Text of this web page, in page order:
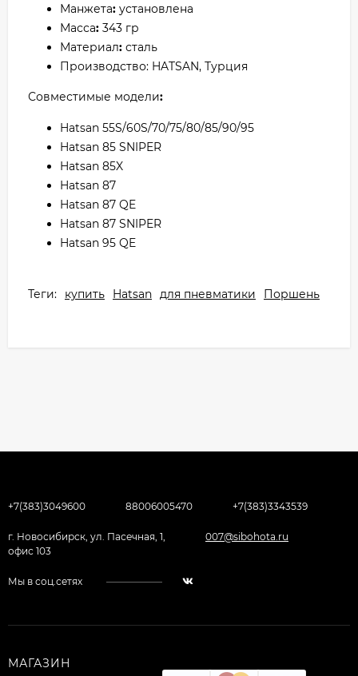
Манжета: установлена
Масса: 343 гр
Материал: сталь
Производство: HATSAN, Турция
Совместимые модели:
Hatsan 55S/60S/70/75/80/85/90/95
Hatsan 85 SNIPER
Hatsan 85X
Hatsan 87
Hatsan 87 QE
Hatsan 87 SNIPER
Hatsan 95 QE
Теги: купить Hatsan для пневматики Поршень
+7(383)3049600 88006005470 +7(383)3343539
г. Новосибирск, ул. Пасечная, 1,
офис 103
007@sibohota.ru
Мы в соц.сетях
МАГАЗИН